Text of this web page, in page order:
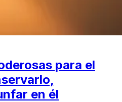
para el
en él